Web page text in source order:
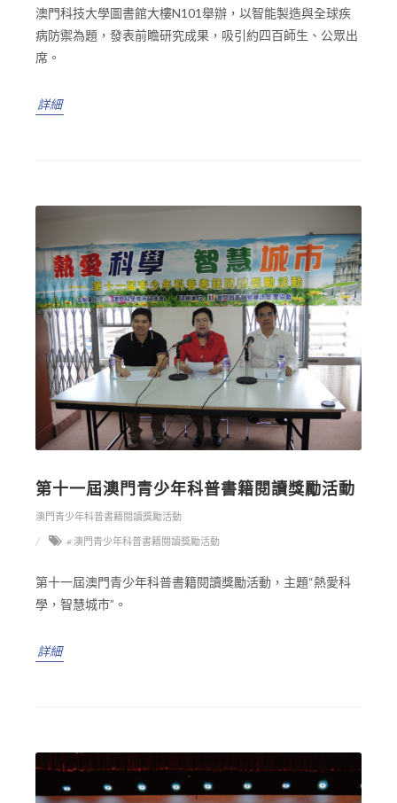
澳門科技大學圖書館大樓N101舉辦，以智能製造與全球疾
病防禦為題，發表前瞻研究成果，吸引約四百師生、公眾出
席。
詳細
第十一屆澳門青少年科普書籍閱讀獎勵活動
澳門青少年科普書籍閱讀獎勵活動
# 澳門青少年科普書籍閱讀獎勵活動
第十一屆澳門青少年科普書籍閱讀獎勵活動，主題“熱愛科
學，智慧城市”。
詳細